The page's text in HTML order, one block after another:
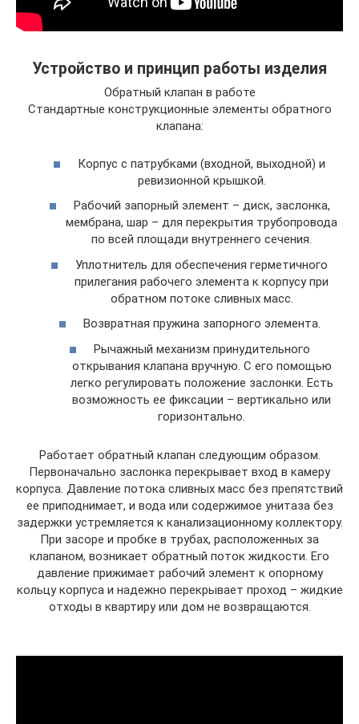
Устройство и принцип работы изделия
Обратный клапан в работе
Стандартные конструкционные элементы обратного
клапана:
Корпус с патрубками (входной, выходной) и
ревизионной крышкой.
Рабочий запорный элемент – диск, заслонка,
мембрана, шар – для перекрытия трубопровода
по всей площади внутреннего сечения.
Уплотнитель для обеспечения герметичного
прилегания рабочего элемента к корпусу при
обратном потоке сливных масс.
Возвратная пружина запорного элемента.
Рычажный механизм принудительного
открывания клапана вручную. С его помощью
легко регулировать положение заслонки. Есть
возможность ее фиксации – вертикально или
горизонтально.
Работает обратный клапан следующим образом.
Первоначально заслонка перекрывает вход в камеру
корпуса. Давление потока сливных масс без препятствий
ее приподнимает, и вода или содержимое унитаза без
задержки устремляется к канализационному коллектору.
При засоре и пробке в трубах, расположенных за
клапаном, возникает обратный поток жидкости. Его
давление прижимает рабочий элемент к опорному
кольцу корпуса и надежно перекрывает проход – жидкие
отходы в квартиру или дом не возвращаются.